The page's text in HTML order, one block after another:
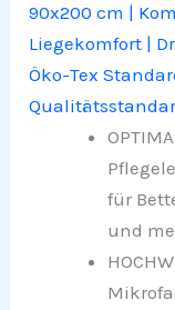
90x200 cm |
Liegekomfort |
Öko-Tex
für
und